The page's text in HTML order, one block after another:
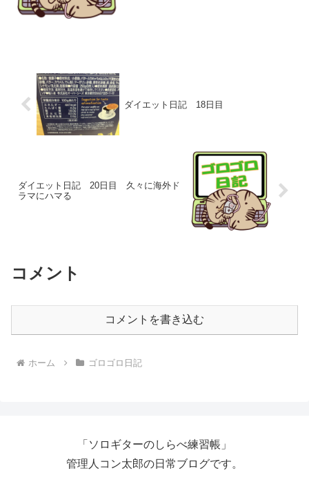
ダイエット日記 18日目
ダイエット日記 20日目 久々に海外ド
ラマにハマる
コメント
コメントを書き込む
ホーム ゴロゴロ日記
「ソロギターのしらべ練習帳」
管理人コン太郎の日常ブログです。